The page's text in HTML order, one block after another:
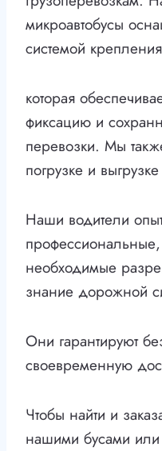
микроавтобусы
системой
которая
фиксацию и
перевозки. Мы
погрузке и
Наши водители
необходимые
знание дорожной
Они гарантируют
своевременную
Чтобы найти и
нашими бусами или